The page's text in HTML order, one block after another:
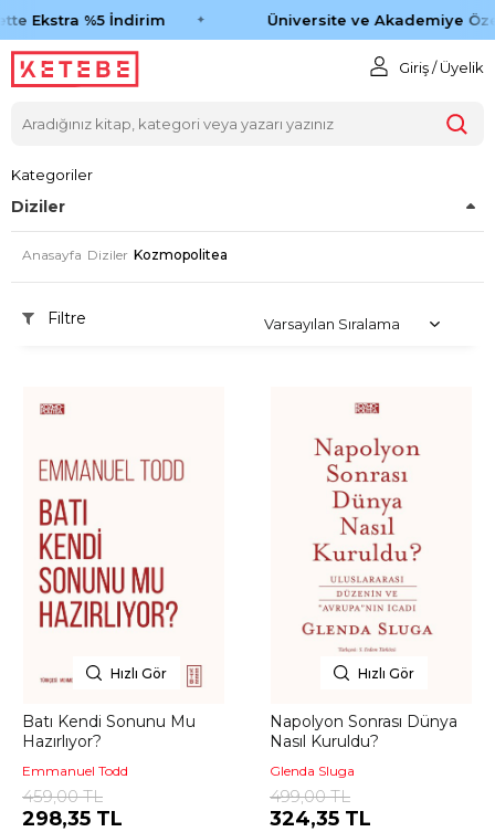
Ekstra %5 İndirim Üniversite ve Akademiye
Giriş / Üyelik
Kategoriler
Diziler
Anasayfa Diziler Kozmopolitea
Filtre
Hızlı Gör
Batı Kendi Sonunu Mu
Hazırlıyor?
Emmanuel Todd
459,00 TL
298,35 TL
Hızlı Gör
Napolyon Sonrası Dünya
Nasıl Kuruldu?
Glenda Sluga
499,00 TL
324,35 TL